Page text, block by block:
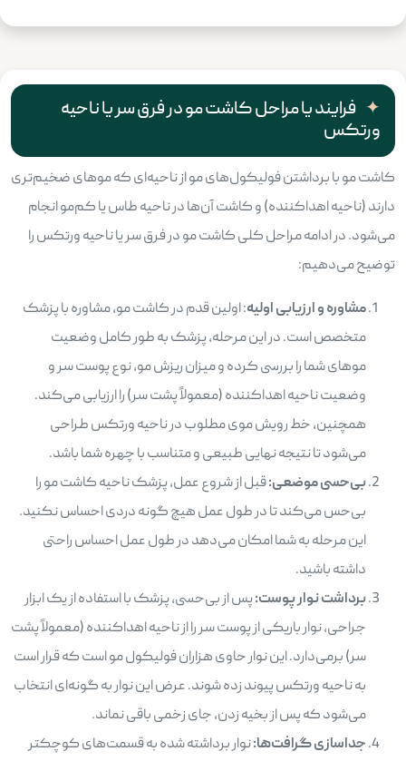
فرایند یا مراحل کاشت مو در فرق سر یا ناحیه
ورتکس
کاشت مو با برداشتن فولیکول‌های مو از ناحیه‌ای که موهای ضخیم‌تری
دارند (ناحیه اهداکننده) و کاشت آن‌ها در ناحیه طاس یا کم‌مو انجام
می‌شود. در ادامه مراحل کلی کاشت مو در فرق سر یا ناحیه ورتکس را
توضیح می‌دهیم:
مشاوره و ارزیابی اولیه: اولین قدم در کاشت مو، مشاوره با پزشک
متخصص است. در این مرحله، پزشک به طور کامل وضعیت
موهای شما را بررسی کرده و میزان ریزش مو، نوع پوست سر و
وضعیت ناحیه اهداکننده (معمولاً پشت سر) را ارزیابی می‌کند.
همچنین، خط رویش موی مطلوب در ناحیه ورتکس طراحی
می‌شود تا نتیجه نهایی طبیعی و متناسب با چهره شما باشد.
بی‌حسی موضعی:قبل از شروع عمل، پزشک ناحیه کاشت مو را
بی‌حس می‌کند تا در طول عمل هیچ گونه دردی احساس نکنید.
این مرحله به شما امکان می‌دهد در طول عمل احساس راحتی
داشته باشید.
برداشت نوار پوست:پس از بی‌حسی، پزشک با استفاده از یک ابزار
جراحی، نوار باریکی از پوست سر را از ناحیه اهداکننده (معمولاً پشت
سر) برمی‌دارد. این نوار حاوی هزاران فولیکول مو است که قرار است
به ناحیه ورتکس پیوند زده شوند. عرض این نوار به گونه‌ای انتخاب
می‌شود که پس از بخیه زدن، جای زخمی باقی نماند.
جداسازی گرافت‌ها:نوار برداشته شده به قسمت‌های کوچکتر